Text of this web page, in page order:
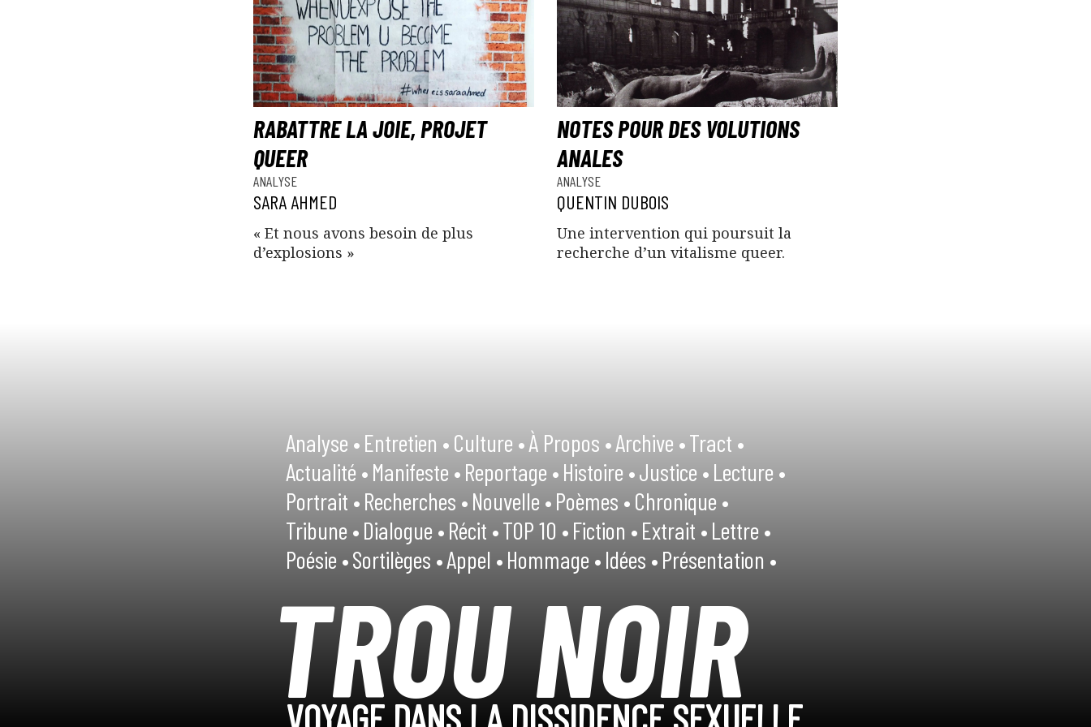
RABATTRE LA JOIE, PROJET
QUEER
ANALYSE
SARA AHMED
« Et nous avons besoin de plus
d’explosions »
NOTES POUR DES VOLUTIONS
ANALES
ANALYSE
QUENTIN DUBOIS
Une intervention qui poursuit la
recherche d’un vitalisme queer.
Analyse •Entretien •Culture •À Propos •Archive •Tract •
Actualité •Manifeste •Reportage •Histoire •Justice •Lecture •
Portrait •Recherches •Nouvelle •Poèmes •Chronique •
Tribune •Dialogue •Récit •TOP 10 •Fiction •Extrait •Lettre •
Poésie •Sortilèges •Appel •Hommage •Idées •Présentation •
TROU NOIR